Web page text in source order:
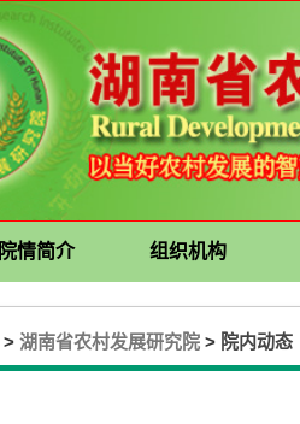
院情简介 组织机构
> 湖南省农村发展研究院 > 院内动态